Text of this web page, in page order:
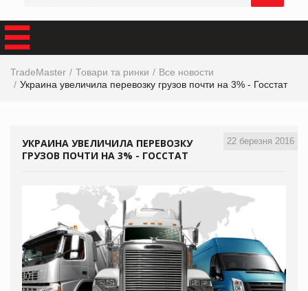
TradeMaster Товари та ринки
Все новости
Украина увеличила перевозку грузов почти на 3% - Госстат
22 березня 2016
УКРАИНА УВЕЛИЧИЛА ПЕРЕВОЗКУ
ГРУЗОВ ПОЧТИ НА 3% - ГОССТАТ